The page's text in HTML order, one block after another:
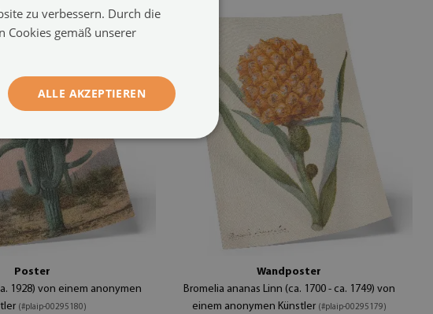
Poster
1928) von einem anonymen
(#plaip-00295180)
Wandposter
Bromelia ananas Linn (ca. 1700 - ca. 1749) von
einem anonymen Künstler (#plaip-00295179)
zu verbessern. Durch die
Cookies gemäß unserer
ALLE AKZEPTIEREN